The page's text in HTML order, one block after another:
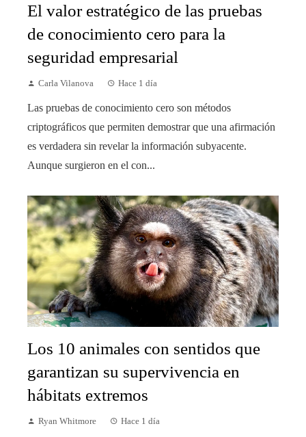
El valor estratégico de las pruebas
de conocimiento cero para la
seguridad empresarial
Carla Vilanova Hace 1 día
Las pruebas de conocimiento cero son métodos
criptográficos que permiten demostrar que una afirmación
es verdadera sin revelar la información subyacente.
Aunque surgieron en el con...
Los 10 animales con sentidos que
garantizan su supervivencia en
hábitats extremos
Ryan Whitmore Hace 1 día